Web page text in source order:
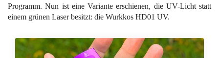
Programm. Nun ist eine Variante erschienen, die UV-Licht statt
einem grünen Laser besitzt: die Wurkkos HD01 UV.